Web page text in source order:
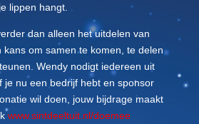
lippen hangt.
dan alleen het uitdelen van
kans om samen te komen, te delen
Wendy nodigt iedereen uit
je nu een bedrijf hebt en sponsor
wil doen, jouw bijdrage maakt
www.sintdeeltuit.nl/doemee